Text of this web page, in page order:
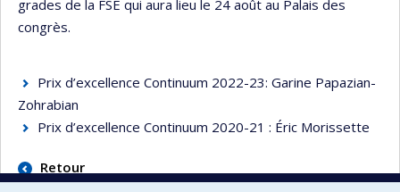
grades de la FSE qui aura lieu le 24 août au Palais des
congrès.
Prix d’excellence Continuum 2022-23: Garine Papazian-
Zohrabian
Prix d’excellence Continuum 2020-21 : Éric Morissette
Retour